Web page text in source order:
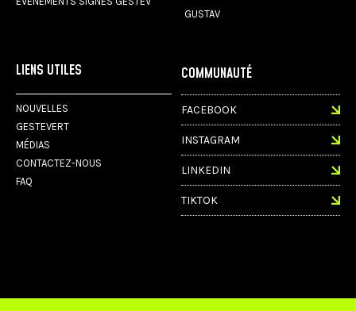
GUSTAV
LIENS UTILES
NOUVELLES
GESTEVERT
MÉDIAS
CONTACTEZ-NOUS
FAQ
COMMUNAUTÉ
FACEBOOK
INSTAGRAM
LINKEDIN
TIKTOK